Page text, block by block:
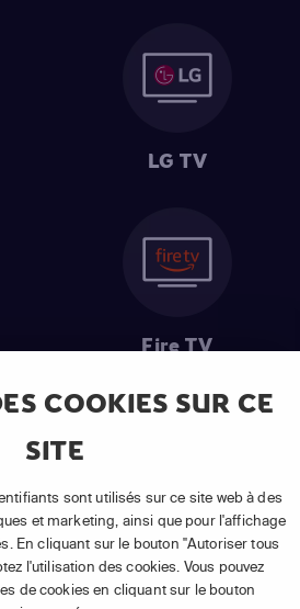
COOKIES SUR CE
SITE
sont utilisés sur ce site web à des
et marketing, ainsi que pour l'affichage
En cliquant sur le bouton "Autoriser tous
l'utilisation des cookies. Vous pouvez
de cookies en cliquant sur le bouton
LG TV
Fire TV
un abonnement APP TV Basic.
: TVA comprise, hors promotion, hors frais
frais de matériel et hors frais d'installation.
Voir toutes les chaînes disposant de cette
fonctionnalité.